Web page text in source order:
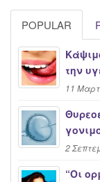
POPULAR
την
11
2
“Oι